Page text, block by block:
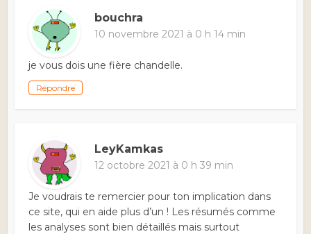
bouchra
10 novembre 2021 à 0 h 14 min
je vous dois une fière chandelle.
Répondre
LeyKamkas
12 octobre 2021 à 0 h 39 min
Je voudrais te remercier pour ton implication dans
ce site, qui en aide plus d’un ! Les résumés comme
les analyses sont bien détaillés mais surtout